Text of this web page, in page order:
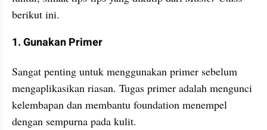
berikut ini.
1. Gunakan Primer
Sangat penting untuk menggunakan primer sebelum
mengaplikasikan riasan. Tugas primer adalah mengunci
kelembapan dan membantu foundation menempel
dengan sempurna pada kulit.